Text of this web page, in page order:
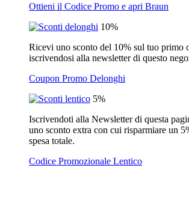
Ottieni il Codice Promo e apri Braun
10%
Ricevi uno sconto del 10% sul tuo primo
iscrivendosi alla newsletter di questo
Coupon Promo Delonghi
5%
Iscrivendoti alla Newsletter di questa
uno sconto extra con cui risparmiare un
spesa totale.
Codice Promozionale Lentico